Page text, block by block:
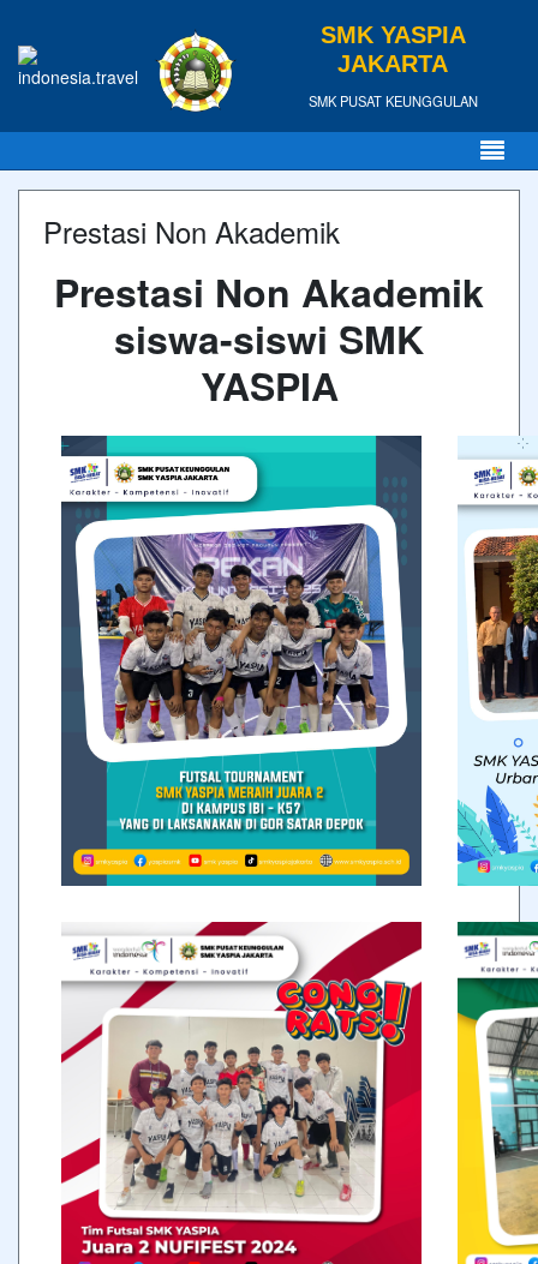
SMK YASPIA
JAKARTA
SMK PUSAT KEUNGGULAN
Prestasi Non Akademik
Prestasi Non Akademik
siswa-siswi SMK
YASPIA